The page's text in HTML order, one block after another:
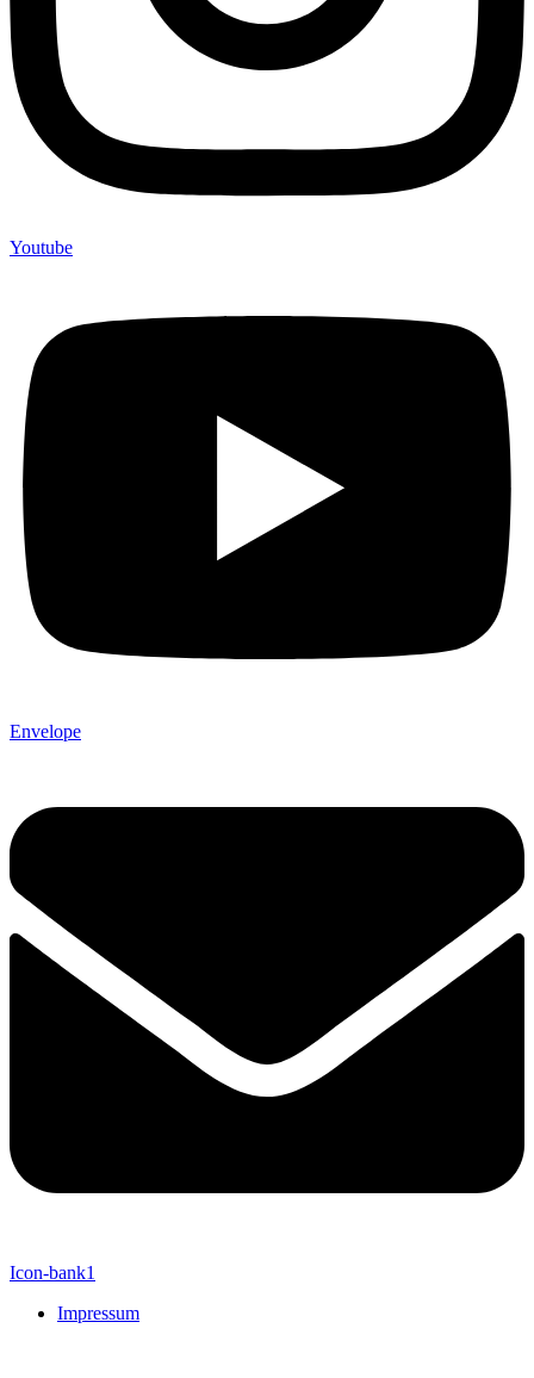
Youtube
Envelope
Icon-bank1
Impressum